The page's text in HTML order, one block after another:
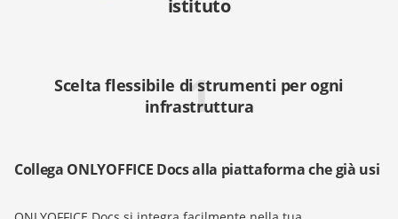
istituto
1
Scelta flessibile di strumenti per ogni
infrastruttura
Collega ONLYOFFICE Docs alla piattaforma che già usi